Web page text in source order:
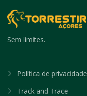
Sem limites.
Política de privacidade
Track and Trace